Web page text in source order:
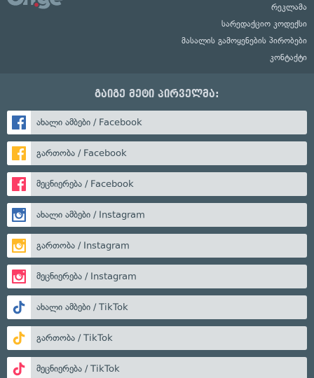
რეკლამა
სარედაქციო კოდექსი
მასალის გამოყენების პირობები
კონტაქტი
გაიგე მეტი პირველმა:
ახალი ამბები / Facebook
გართობა / Facebook
მეცნიერება / Facebook
ახალი ამბები / Instagram
გართობა / Instagram
მეცნიერება / Instagram
ახალი ამბები / TikTok
გართობა / TikTok
მეცნიერება / TikTok